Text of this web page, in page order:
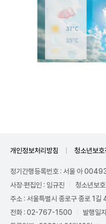
개인정보처리방침 청소년보호
정기간행등록번호 : 서울 아
사장·편집인 : 임규진
청소년보
주소 : 서울특별시 종로구 종로 1
전화 : 02-767-1500
발행일